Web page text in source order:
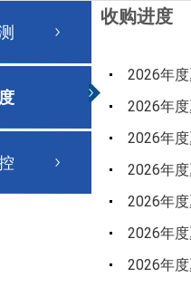
收购进度
2026年
2026年
2026年
2026年
2026年
2026年
2026年